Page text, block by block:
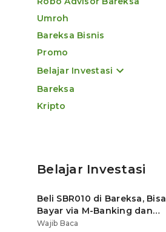
Umroh
Bareksa Bisnis
Promo
Belajar Investasi
Bareksa
Kripto
Belajar Investasi
Beli SBR010 di Bareksa, Bisa
Bayar via M-Banking dan
OVO di Tokopedia
Wajib Baca